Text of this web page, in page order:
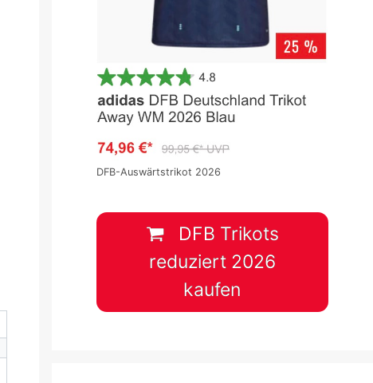
DFB-Auswärtstrikot 2026
DFB Trikots
reduziert 2026
kaufen